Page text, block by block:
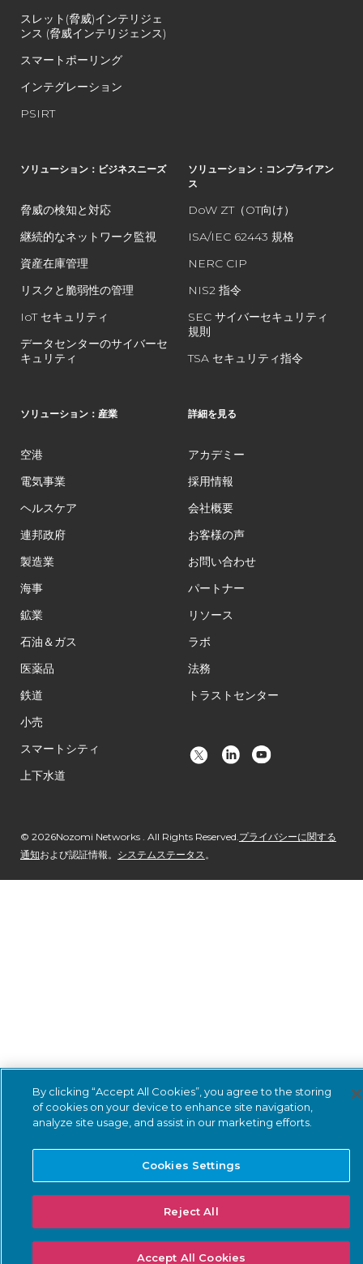
スレット(脅威)インテリジェ
ンス (脅威インテリジェンス)
スマートポーリング
インテグレーション
PSIRT
ソリューション：ビジネスニーズ
脅威の検知と対応
継続的なネットワーク監視
資産在庫管理
リスクと脆弱性の管理
IoT セキュリティ
データセンターのサイバーセ
キュリティ
ソリューション：コンプライアン
ス
DoW ZT（OT向け）
ISA/IEC 62443 規格
NERC CIP
NIS2 指令
SEC サイバーセキュリティ
規則
TSA セキュリティ指令
ソリューション：産業
空港
電気事業
ヘルスケア
連邦政府
製造業
海事
鉱業
石油＆ガス
医薬品
鉄道
小売
スマートシティ
上下水道
詳細を見る
アカデミー
採用情報
会社概要
お客様の声
お問い合わせ
パートナー
リソース
ラボ
法務
トラストセンター
© 2026Nozomi Networks . All Rights Reserved. プライバシーに関する
通知および認証情報。 システムステータス 。
By clicking “Accept All Cookies”, you agree to the storing
of cookies on your device to enhance site navigation,
analyze site usage, and assist in our marketing efforts.
Cookies Settings
Reject All
Accept All Cookies